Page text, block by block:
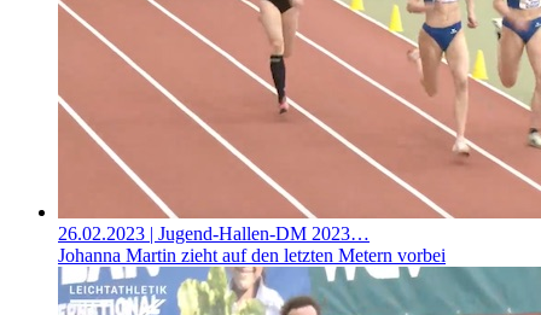
26.02.2023 | Jugend-Hallen-DM 2023…
Johanna Martin zieht auf den letzten Metern vorbei